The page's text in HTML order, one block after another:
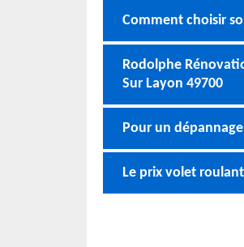
Comment choisir
Rodolphe
Sur Layon 49700
Pour un
Le prix volet